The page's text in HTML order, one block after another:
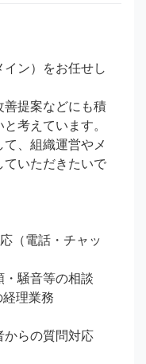
ン）をお任せし
善提案などにも積
考えています。
、組織運営やメ
ていただきたいで
（電話・チャッ
騒音等の相談
理業務
らの質問対応